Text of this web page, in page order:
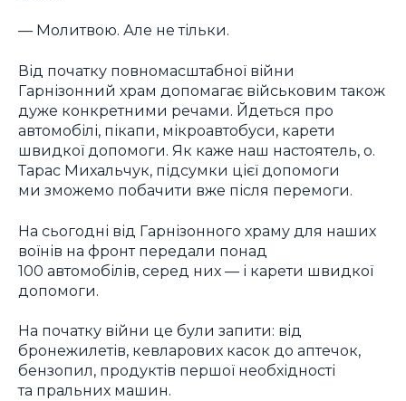
— Молитвою. Але не тільки.
Від початку повномасштабної війни
Гарнізонний храм допомагає військовим також
дуже конкретними речами. Йдеться про
автомобілі, пікапи, мікроавтобуси, карети
швидкої допомоги. Як каже наш настоятель, о.
Тарас Михальчук, підсумки цієї допомоги
ми зможемо побачити вже після перемоги.
На сьогодні від Гарнізонного храму для наших
воїнів на фронт передали понад
100 автомобілів, серед них — і карети швидкої
допомоги.
На початку війни це були запити: від
бронежилетів, кевларових касок до аптечок,
бензопил, продуктів першої необхідності
та пральних машин.